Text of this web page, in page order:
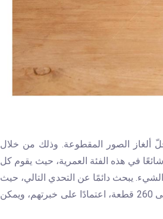
مهارات كافية في حلّ ألغاز الصور المقطوعة. وذلك من خلال
في هذه الفئة العمرية، حيث يقوم كل
يبحث دائمًا عن التحدي التالي، حيث
يمكن للأطفال في هذه الفئة العمرية العمل مع الألغاز التي يصل عددها إلى 260 قطعة، اعتمادًا على خبرتهم، ويمكن